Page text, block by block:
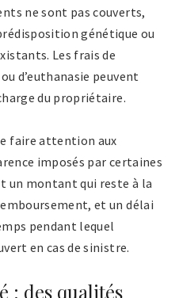
ne sont pas couverts,
génétique ou
Les frais de
d’euthanasie peuvent
du propriétaire.
faire attention aux
imposés par certaines
un montant qui reste à la
et un délai
pendant lequel
en cas de sinistre.
: des qualités